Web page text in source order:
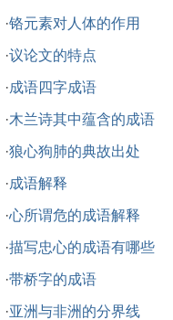
·铬元素对人体的作用
·议论文的特点
·成语四字成语
·木兰诗其中蕴含的成语
·狼心狗肺的典故出处
·成语解释
·心所谓危的成语解释
·描写忠心的成语有哪些
·带桥字的成语
·亚洲与非洲的分界线